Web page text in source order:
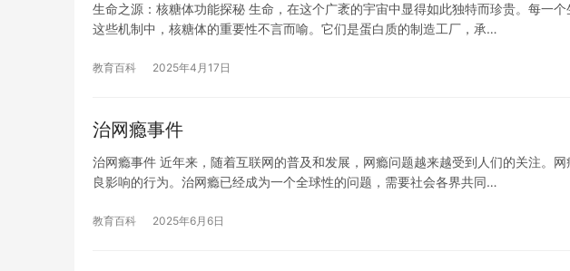
生命之源：核糖体功能探秘 生命，在这个广袤的宇宙中显得如此独特而珍贵。每一
这些机制中，核糖体的重要性不言而喻。它们是蛋白质的制造工厂，承…
教育百科 2025年4月17日
治网瘾事件
治网瘾事件 近年来，随着互联网的普及和发展，网瘾问题越来越受到人们的关注。
良影响的行为。治网瘾已经成为一个全球性的问题，需要社会各界共同…
教育百科 2025年6月6日